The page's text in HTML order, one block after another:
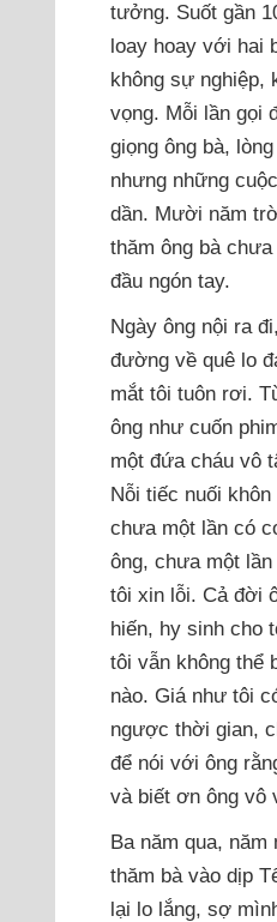
tưởng. Suốt gần
loay hoay với hai
không sự nghiệp,
vọng. Mỗi lần gọi
giọng ông bà,
nhưng những
dần. Mười năm
thăm ông bà
đầu ngón tay.
Ngày ông nội ra
đường về quê lo
mắt tôi tuôn rơi.
ông như cuốn
một đứa cháu vô
Nỗi tiếc nuối
chưa một lần có
ông, chưa một
tôi xin lỗi. Cả đời
hiến, hy sinh cho
tôi vẫn không thể
nào. Giá như tôi
ngược thời gian,
để nói với ông
và biết ơn ông vô
Ba năm qua, năm
thăm bà vào dịp
lại lo lắng, sợ